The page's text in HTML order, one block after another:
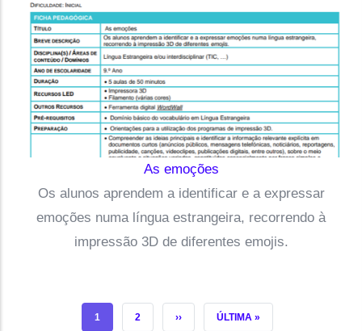
As emoções
Os alunos aprendem a identificar e a expressar
emoções numa língua estrangeira, recorrendo à
impressão 3D de diferentes emojis.
PÁGINA ATUAL
1 PÁGINA
2 PRÓXIMA PÁGINA
›› ÚLTIMA PÁGINA
ÚLTIMA »